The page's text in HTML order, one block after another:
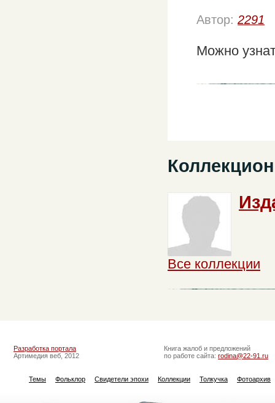
Автор: 2291
Можно
Все коллекции
Разработка портала
Артимедия веб, 2012
Книга жалоб и предложений
по работе сайта: rodina@22-91.ru
Темы Фольклор Свидетели эпохи Коллекции Толкучка Фотоархив